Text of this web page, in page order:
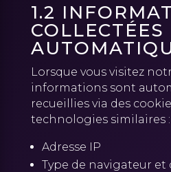
1.2
COLLECTÉES
Lorsque vous visitez
informations sont
recueillies via des
technologies similaires :
Adresse IP
Type de navigateur